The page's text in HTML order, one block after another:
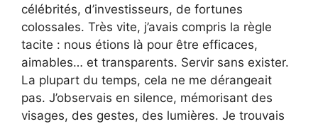
célébrités, d’investisseurs, de fortunes
colossales. Très vite, j’avais compris la règle
tacite : nous étions là pour être efficaces,
aimables… et transparents. Servir sans exister.
La plupart du temps, cela ne me dérangeait
pas. J’observais en silence, mémorisant des
visages, des gestes, des lumières. Je trouvais